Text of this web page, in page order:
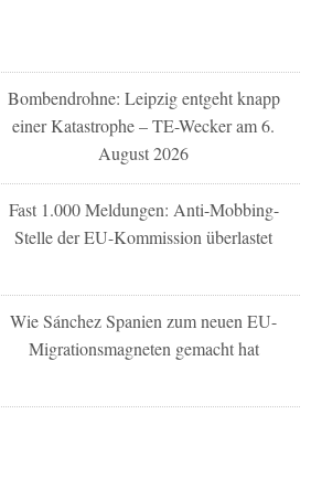
Bombendrohne: Leipzig entgeht knapp
einer Katastrophe – TE-Wecker am 6.
August 2026
Fast 1.000 Meldungen: Anti-Mobbing-
Stelle der EU-Kommission überlastet
Wie Sánchez Spanien zum neuen EU-
Migrationsmagneten gemacht hat